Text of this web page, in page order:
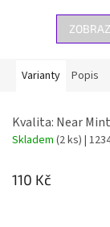
Varianty Popis
Kvalita: Near Mint
Skladem (2 ks) |
110 Kč